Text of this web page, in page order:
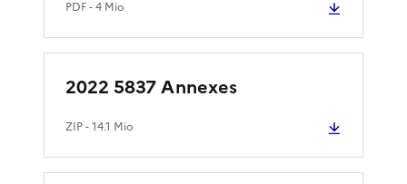
PDF- 4 Mio
2022 5837 Annexes
ZIP- 14.1 Mio